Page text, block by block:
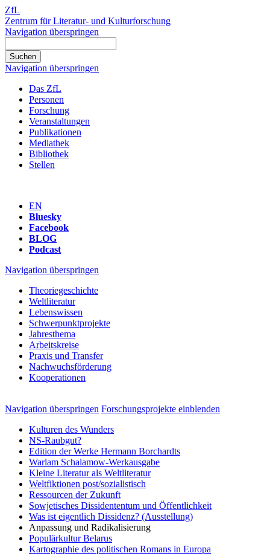
ZfL
Zentrum für Literatur- und Kulturforschung
Navigation überspringen
Navigation überspringen
Das ZfL
Personen
Forschung
Veranstaltungen
Publikationen
Mediathek
Bibliothek
Stellen
EN
Bluesky
Facebook
BLOG
Podcast
Navigation überspringen
Theoriegeschichte
Weltliteratur
Lebenswissen
Schwerpunktprojekte
Jahresthema
Arbeitskreise
Praxis und Transfer
Nachwuchsförderung
Kooperationen
Navigation überspringen Forschungsprojekte einblenden
Kulturen des Wunders
NS-Raubgut?
Edition der Werke Hermann Borchardts
Warlam Schalamow-Werkausgabe
Kleine Literatur als Weltliteratur
Weltfiktionen post/sozialistisch
Ressourcen der Zukunft
Sowjetisches Dissidententum und Öffentlichkeit
Was ist eigentlich Dissidenz? (Ausstellung)
Anpassung und Radikalisierung
Populärkultur Belarus
Kartographie des politischen Romans in Europa